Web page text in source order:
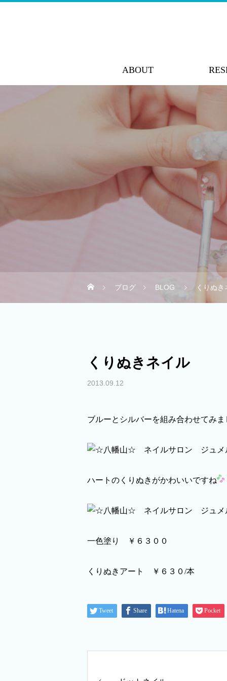
ABOUT
ブログ BLOG くりぬき
くりぬきネイル
2013.09.12
ブルーとシルバーを組み合わせてみま
ハートのくりぬきがかわいいですね
一色塗り ￥６３００
くりぬきアート ￥６３０/本
Tweet Share Hatena Pocket